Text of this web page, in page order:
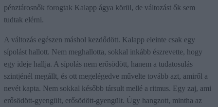
pénztárosnők forogtak Kalapp ágya körül, de változást ők sem
tudtak elérni.
A változás egészen máshol kezdődött. Kalapp eleinte csak egy
sípolást hallott. Nem meghallotta, sokkal inkább észrevette, hogy
egy ideje hallja. A sípolás nem erősödött, hanem a tudatosulás
szintjénél megállt, és ott megelégedve művelte tovább azt, amiről a
nevét kapta. Nem sokkal később társult mellé a ritmus. Egy zaj, ami
erősödött-gyengült, erősödött-gyengült. Úgy hangzott, mintha az